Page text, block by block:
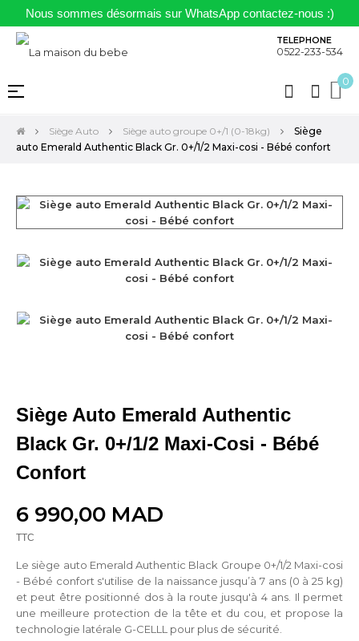
Nous sommes désormais sur WhatsApp contactez-nous :)
TELEPHONE
0522-233-534
0
Basculer
navigation
☰
Siège Auto Siège auto groupe 0+/1 (0-18kg)
Siège
auto Emerald Authentic Black Gr. 0+/1/2 Maxi-cosi - Bébé confort
Siège Auto Emerald Authentic
Black Gr. 0+/1/2 Maxi-Cosi - Bébé
Confort
6 990,00 MAD
TTC
Le siège auto Emerald Authentic Black Groupe 0+/1/2 Maxi-cosi
- Bébé confort s'utilise de la naissance jusqu’à 7 ans (0 à 25 kg)
et peut être positionné dos à la route jusqu'à 4 ans. Il permet
une meilleure protection de la tête et du cou, et propose la
technologie latérale G-CELLL pour plus de sécurité.